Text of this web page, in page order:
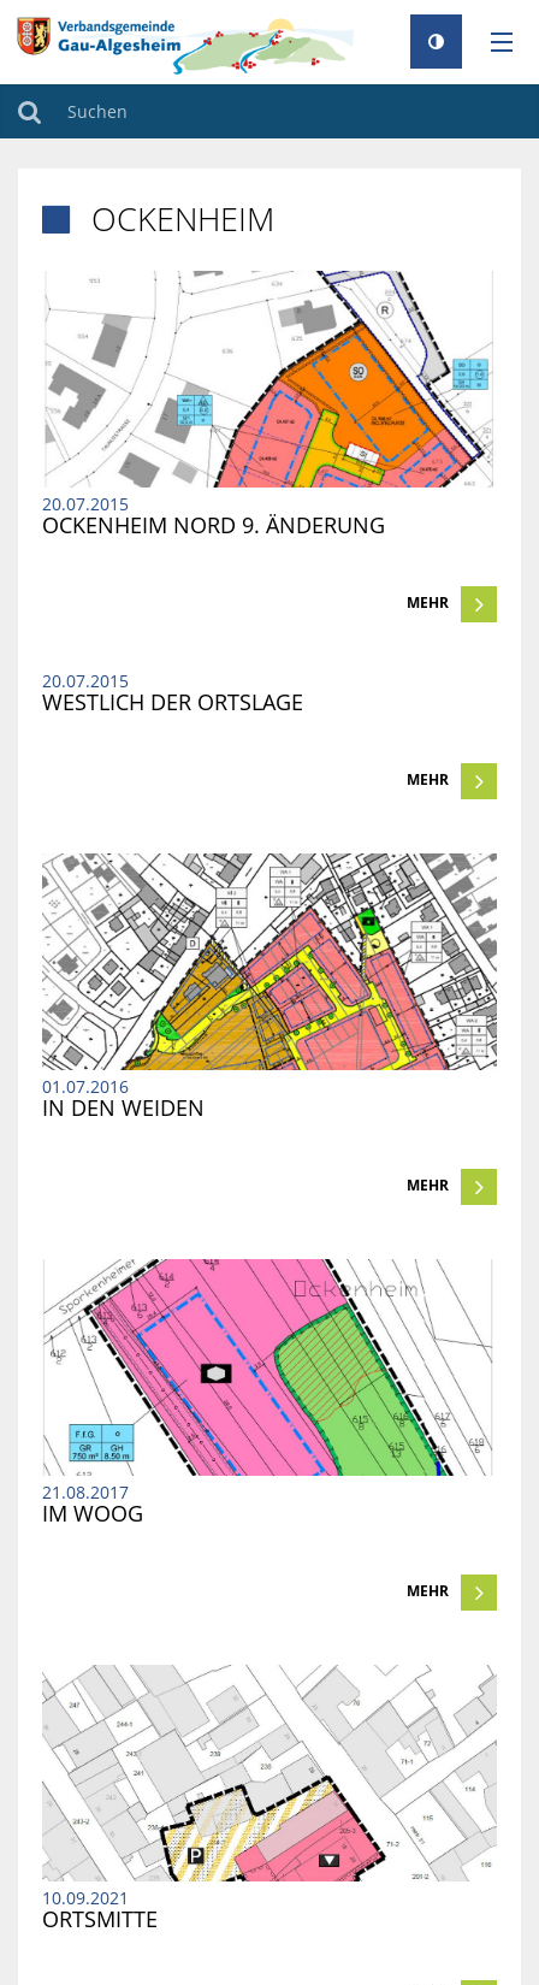
AKTUELLES
GEMEINDEN
FAMILIE & BILDUNG
UMWELT & KLIMA
BAUEN & WOHNEN
OCKENHEIM
20.07.2015
OCKENHEIM NORD 9. ÄNDERUNG
MEHR
20.07.2015
WESTLICH DER ORTSLAGE
MEHR
01.07.2016
IN DEN WEIDEN
MEHR
21.08.2017
IM WOOG
MEHR
10.09.2021
ORTSMITTE